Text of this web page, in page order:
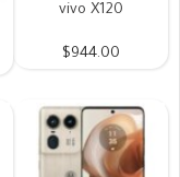
vivo X120
$944.00